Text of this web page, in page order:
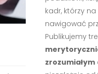
kadr, którzy
nawigować
Publikujemy
zrozumiałym